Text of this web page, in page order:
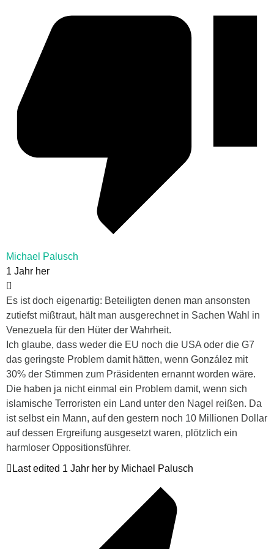
Michael Palusch
1 Jahr her
Es ist doch eigenartig: Beteiligten denen man ansonsten
zutiefst mißtraut, hält man ausgerechnet in Sachen Wahl in
Venezuela für den Hüter der Wahrheit.
Ich glaube, dass weder die EU noch die USA oder die G7
das geringste Problem damit hätten, wenn González mit
30% der Stimmen zum Präsidenten ernannt worden wäre.
Die haben ja nicht einmal ein Problem damit, wenn sich
islamische Terroristen ein Land unter den Nagel reißen. Da
ist selbst ein Mann, auf den gestern noch 10 Millionen Dollar
auf dessen Ergreifung ausgesetzt waren, plötzlich ein
harmloser Oppositionsführer.
Last edited 1 Jahr her by Michael Palusch